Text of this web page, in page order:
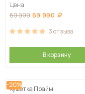
Цена
80 000 69 990
3отзыва
В корзину
-20%
Кушетка Прайм